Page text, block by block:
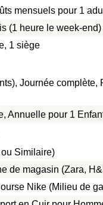
mensuels pour 1
(1 heure le week-end)
1 siège
Journée complète,
Annuelle pour 1
Similaire)
de magasin (Zara,
Nike (Milieu de